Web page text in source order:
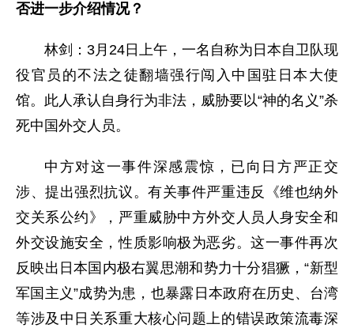
否进一步介绍情况？
林剑：3月24日上午，一名自称为日本自卫队现
役官员的不法之徒翻墙强行闯入中国驻日本大使
馆。此人承认自身行为非法，威胁要以“神的名义”杀
死中国外交人员。
中方对这一事件深感震惊，已向日方严正交
涉、提出强烈抗议。有关事件严重违反《维也纳外
交关系公约》，严重威胁中方外交人员人身安全和
外交设施安全，性质影响极为恶劣。这一事件再次
反映出日本国内极右翼思潮和势力十分猖獗，“新型
军国主义”成势为患，也暴露日本政府在历史、台湾
等涉及中日关系重大核心问题上的错误政策流毒深